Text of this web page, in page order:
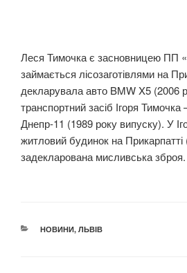
Леся Тимочка є засновницею ПП
займається лісозаготівлями на
декларувала авто BMW X5 (2006
транспортний засіб Ігоря
Днепр-11 (1989 року випуску). У
житловий будинок на
задекларована мисливська зброя.
КАТЕГОРІЇ
НОВИНИ, ЛЬВІВ